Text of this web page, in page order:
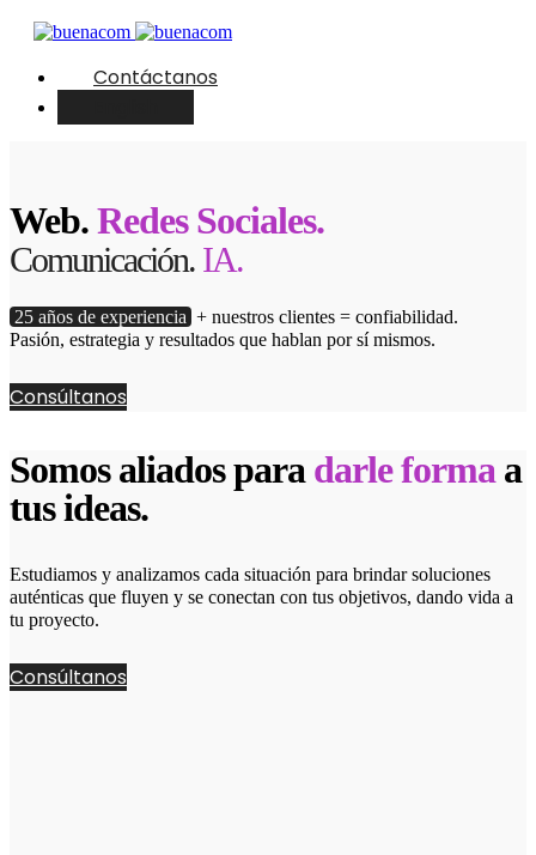
Contáctanos
Web.Redes Sociales.
Comunicación. IA.
25 años de experiencia + nuestros clientes = confiabilidad.
Pasión, estrategia y resultados que hablan por sí mismos.
Consúltanos
Somos aliados para darle forma a
tus ideas.
Estudiamos y analizamos cada situación para brindar soluciones
auténticas que fluyen y se conectan con tus objetivos, dando vida a
tu proyecto.
Consúltanos